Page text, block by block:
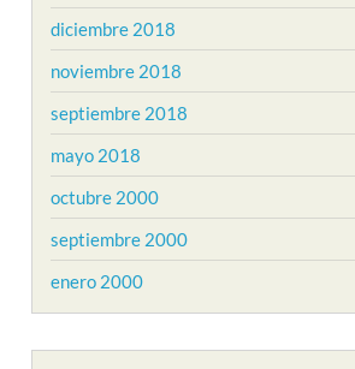
diciembre 2018
noviembre 2018
septiembre 2018
mayo 2018
octubre 2000
septiembre 2000
enero 2000